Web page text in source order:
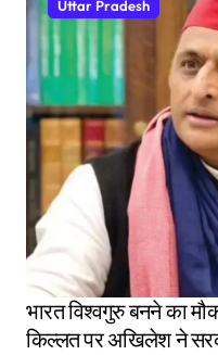
Uttar Pradesh
भारत विश्वगुरु बनने का
किल्लत पर अखिलेश ने